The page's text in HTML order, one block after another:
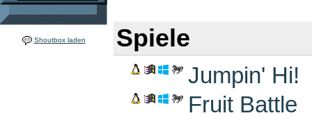
Shoutbox laden Spiele
Jumpin' Hi!
Fruit Battle